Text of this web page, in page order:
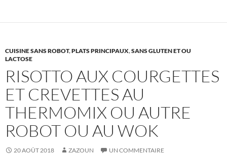
CUISINE SANS ROBOT,PLATS PRINCIPAUX,SANS GLUTEN ET OU
LACTOSE
RISOTTO AUX COURGETTES
ET CREVETTES AU
THERMOMIX OU AUTRE
ROBOT OU AU WOK
20 AOÛT 2018 ZAZOUN UN COMMENTAIRE